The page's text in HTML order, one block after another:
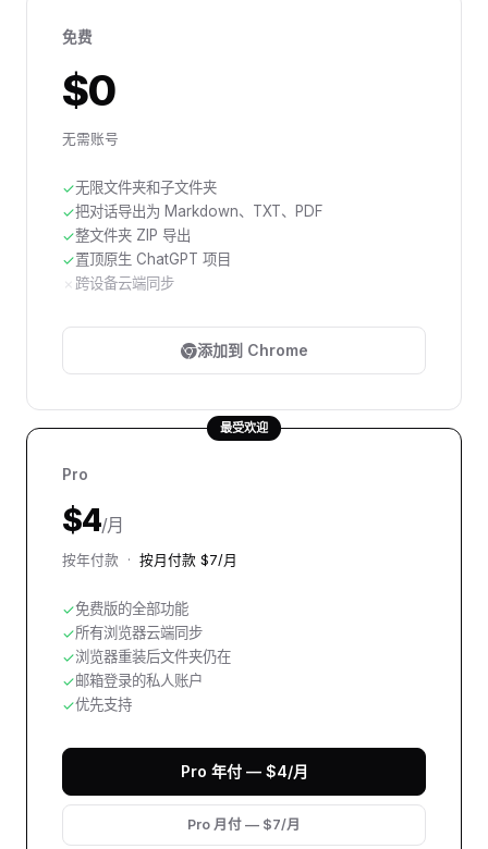
免费
$0
无需账号
✓无限文件夹和子文件夹
✓把对话导出为 Markdown、TXT、PDF
✓整文件夹 ZIP 导出
✓置顶原生 ChatGPT 项目
✗ 跨设备云端同步
添加到 Chrome
最受欢迎
Pro
$4/月
按年付款 · 按月付款 $7/月
✓免费版的全部功能
✓所有浏览器云端同步
✓浏览器重装后文件夹仍在
✓邮箱登录的私人账户
✓优先支持
Pro 年付 — $4/月
Pro 月付 — $7/月